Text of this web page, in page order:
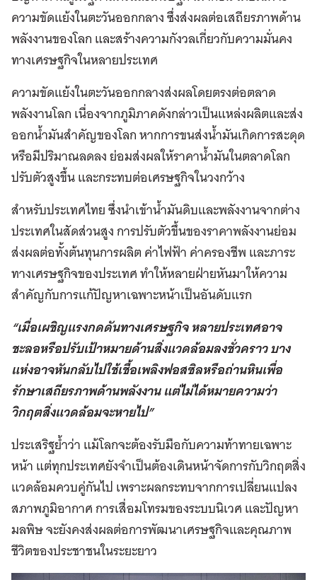
ความขัดแย้งในตะวันออกกลาง ซึ่งส่งผลต่อเสถียรภาพด้าน
พลังงานของโลก และสร้างความกังวลเกี่ยวกับความมั่นคง
ทางเศรษฐกิจในหลายประเทศ
ความขัดแย้งในตะวันออกกลางส่งผลโดยตรงต่อตลาด
พลังงานโลก เนื่องจากภูมิภาคดังกล่าวเป็นแหล่งผลิตและส่ง
ออกน้ำมันสำคัญของโลก หากการขนส่งน้ำมันเกิดการสะดุด
หรือมีปริมาณลดลง ย่อมส่งผลให้ราคาน้ำมันในตลาดโลก
ปรับตัวสูงขึ้น และกระทบต่อเศรษฐกิจในวงกว้าง
สำหรับประเทศไทย ซึ่งนำเข้าน้ำมันดิบและพลังงานจากต่าง
ประเทศในสัดส่วนสูง การปรับตัวขึ้นของราคาพลังงานย่อม
ส่งผลต่อทั้งต้นทุนการผลิต ค่าไฟฟ้า ค่าครองชีพ และภาระ
ทางเศรษฐกิจของประเทศ ทำให้หลายฝ่ายหันมาให้ความ
สำคัญกับการแก้ปัญหาเฉพาะหน้าเป็นอันดับแรก
“เมื่อเผชิญแรงกดดันทางเศรษฐกิจ หลายประเทศอาจ
ชะลอหรือปรับเป้าหมายด้านสิ่งแวดล้อมลงชั่วคราว บาง
แห่งอาจหันกลับไปใช้เชื้อเพลิงฟอสซิลหรือถ่านหินเพื่อ
รักษาเสถียรภาพด้านพลังงาน แต่ไม่ได้หมายความว่า
วิกฤตสิ่งแวดล้อมจะหายไป”
ประเสริฐย้ำว่า แม้โลกจะต้องรับมือกับความท้าทายเฉพาะ
หน้า แต่ทุกประเทศยังจำเป็นต้องเดินหน้าจัดการกับวิกฤตสิ่ง
แวดล้อมควบคู่กันไป เพราะผลกระทบจากการเปลี่ยนแปลง
สภาพภูมิอากาศ การเสื่อมโทรมของระบบนิเวศ และปัญหา
มลพิษ จะยังคงส่งผลต่อการพัฒนาเศรษฐกิจและคุณภาพ
ชีวิตของประชาชนในระยะยาว